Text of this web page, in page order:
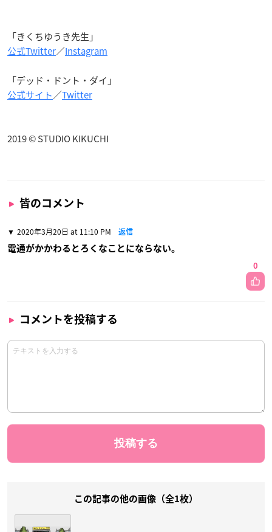
「きくちゆうき先生」
公式Twitter／Instagram
「デッド・ドント・ダイ」
公式サイト／Twitter
2019 © STUDIO KIKUCHI
皆のコメント
2020年3月20日 at 11:10 PM 返信
電通がかかわるとろくなことにならない。
0
コメントを投稿する
この記事の他の画像（全1枚）